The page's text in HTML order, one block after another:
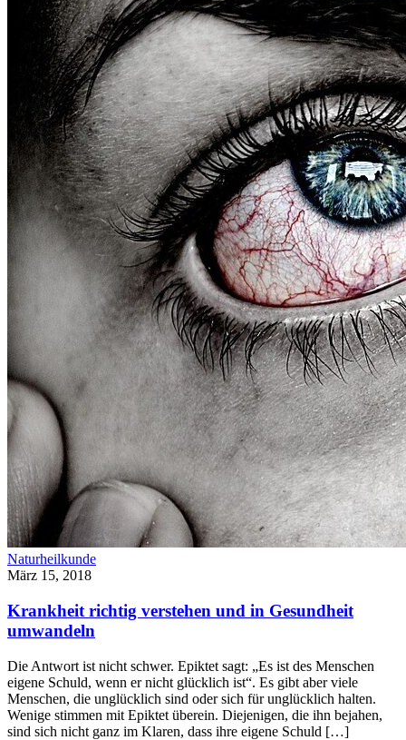
Naturheilkunde
März 15, 2018
Krankheit richtig verstehen und in Gesundheit
umwandeln
Die Antwort ist nicht schwer. Epiktet sagt: „Es ist des Menschen
eigene Schuld, wenn er nicht glücklich ist“. Es gibt aber viele
Menschen, die unglücklich sind oder sich für unglücklich halten.
Wenige stimmen mit Epiktet überein. Diejenigen, die ihn bejahen,
sind sich nicht ganz im Klaren, dass ihre eigene Schuld […]